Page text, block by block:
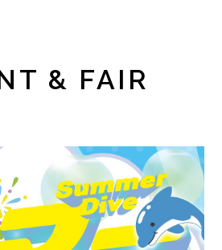
& FAIR